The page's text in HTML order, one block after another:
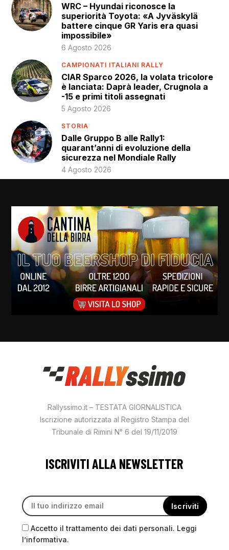
WRC – Hyundai riconosce la
superiorità Toyota: «A Jyväskylä
battere cinque GR Yaris era quasi
impossibile»
6 Agosto 2026
CAMPIONATI ITALIANI RALLY
CIAR Sparco 2026, la volata tricolore
è lanciata: Daprà leader, Crugnola a
-15 e primi titoli assegnati
5 Agosto 2026
STORIA
Dalle Gruppo B alle Rally1:
quarant’anni di evoluzione della
sicurezza nel Mondiale Rally
4 Agosto 2026
Rallyssimo.it – TESTATA GIORNALISTICA
Iscrizione autorizzata al Registro Stampa del
Tribunale di Rimini N° 6 del 19/11/2019
ISCRIVITI ALLA NEWSLETTER
Accetto il trattamento dei dati personali. Leggi
l’informativa.